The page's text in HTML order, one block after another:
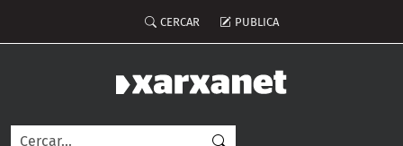
Menú del compte d'usuari
CERCAR PUBLICA
Cerca